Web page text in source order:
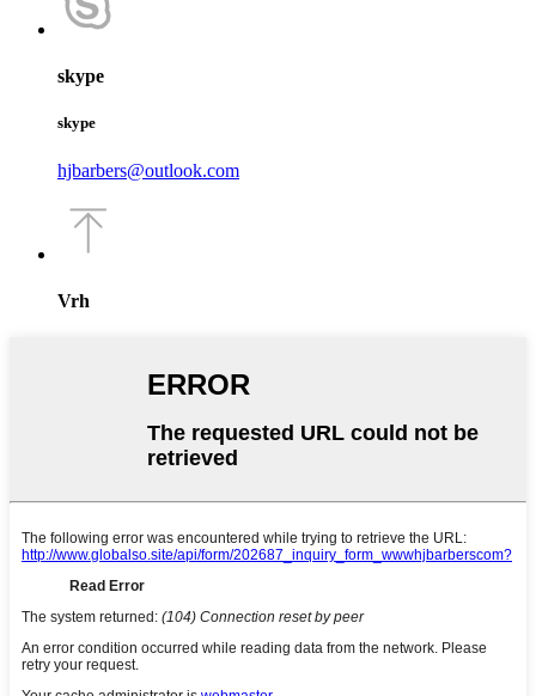
skype
skype
hjbarbers@outlook.com
Vrh